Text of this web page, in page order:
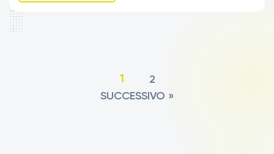
1
2
SUCCESSIVO »